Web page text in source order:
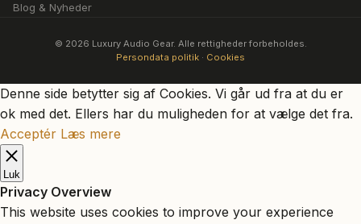
Blog & Nyheder
© 2026 Luxury Audio Gear. Alle rettigheder forbeholdes.
Persondata politik · Cookies
Denne side betytter sig af Cookies. Vi går ud fra at du er
ok med det. Ellers har du muligheden for at vælge det fra.
Acceptér Læs mere
Luk
Privacy Overview
This website uses cookies to improve your experience